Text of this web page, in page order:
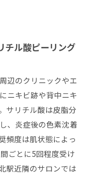
チル酸ピーリング
辺のクリニックやエ
ニキビ跡や背中ニキ
サリチル酸は皮脂分
、炎症後の色素沈着
頻度は肌状態によっ
ごとに5回程度受け
駅近隣のサロンでは